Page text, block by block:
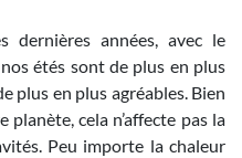
dernières années, avec le
étés sont de plus en plus
plus en plus agréables. Bien
cela n’affecte pas la
Peu importe la chaleur